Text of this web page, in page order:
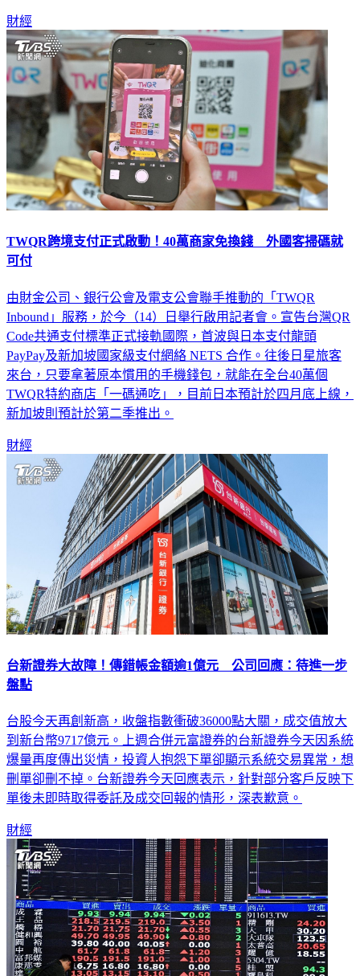
財經
TWQR跨境支付正式啟動！40萬商家免換錢 外國客掃碼就
可付
由財金公司、銀行公會及電支公會聯手推動的「TWQR
Inbound」服務，於今（14）日舉行啟用記者會。宣告台灣QR
Code共通支付標準正式接軌國際，首波與日本支付龍頭
PayPay及新加坡國家級支付網絡 NETS 合作。往後日星旅客
來台，只要拿著原本慣用的手機錢包，就能在全台40萬個
TWQR特約商店「一碼通吃」，目前日本預計於四月底上線，
新加坡則預計於第二季推出。
財經
台新證券大故障！傳錯帳金額逾1億元 公司回應：待進一步
盤點
台股今天再創新高，收盤指數衝破36000點大關，成交值放大
到新台幣9717億元。上週合併元富證券的台新證券今天因系統
爆量再度傳出災情，投資人抱怨下單卻顯示系統交易異常，想
刪單卻刪不掉。台新證券今天回應表示，針對部分客戶反映下
單後未即時取得委託及成交回報的情形，深表歉意。
財經